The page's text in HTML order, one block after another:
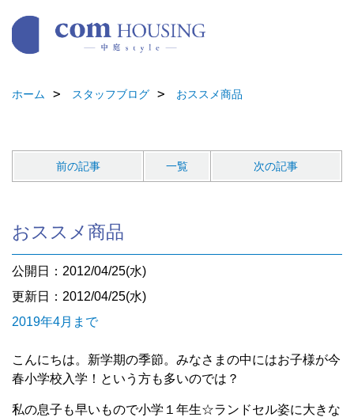
ホーム スタッフブログ おススメ商品
前の記事 一覧 次の記事
おススメ商品
公開日：2012/04/25(水)
更新日：2012/04/25(水)
2019年4月まで
こんにちは。新学期の季節。みなさまの中にはお子様が今
春小学校入学！という方も多いのでは？
私の息子も早いもので小学１年生☆ランドセル姿に大きな